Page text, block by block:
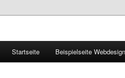
Zum
Zum
Startseite Beispielseite Webdesign